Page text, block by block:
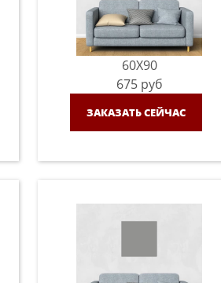
60X90
675 руб
ЗАКАЗАТЬ СЕЙЧАС